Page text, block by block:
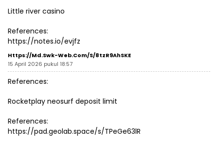
Little river casino
References:
https://notes.io/evjfz
Https://md.swk-Web.com/s/8tzR9AhSKE
15 April 2026 pukul 18:57
References:
Rocketplay neosurf deposit limit
References:
https://pad.geolab.space/s/TPeGe63lR